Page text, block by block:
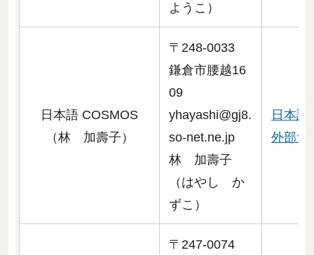
ようこ）
日本語 COSMOS
（林 加壽子）
〒248-0033
鎌倉市腰越16
09
yhayashi@gj8.
so-net.ne.jp
林 加壽子
（はやし か
ずこ）
日本語
外部サ
〒247-0074